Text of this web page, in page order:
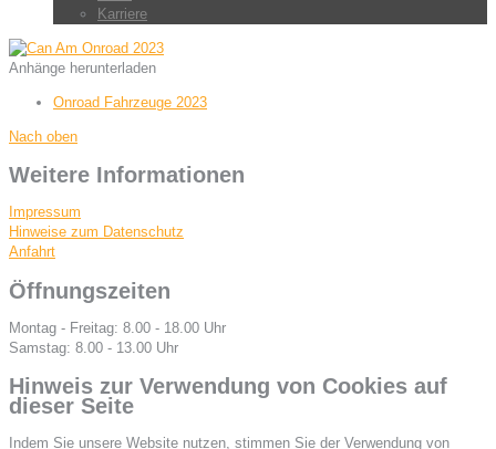
Karriere
Anhänge herunterladen
Onroad Fahrzeuge 2023
Nach oben
Weitere Informationen
Impressum
Hinweise zum Datenschutz
Anfahrt
Öffnungszeiten
Montag - Freitag: 8.00 - 18.00 Uhr
Samstag: 8.00 - 13.00 Uhr
Hinweis zur Verwendung von Cookies auf
dieser Seite
Indem Sie unsere Website nutzen, stimmen Sie der Verwendung von